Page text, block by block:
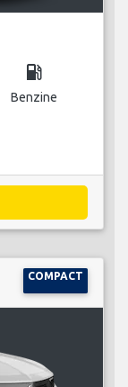
local_gas_station
Benzine
COMPACT